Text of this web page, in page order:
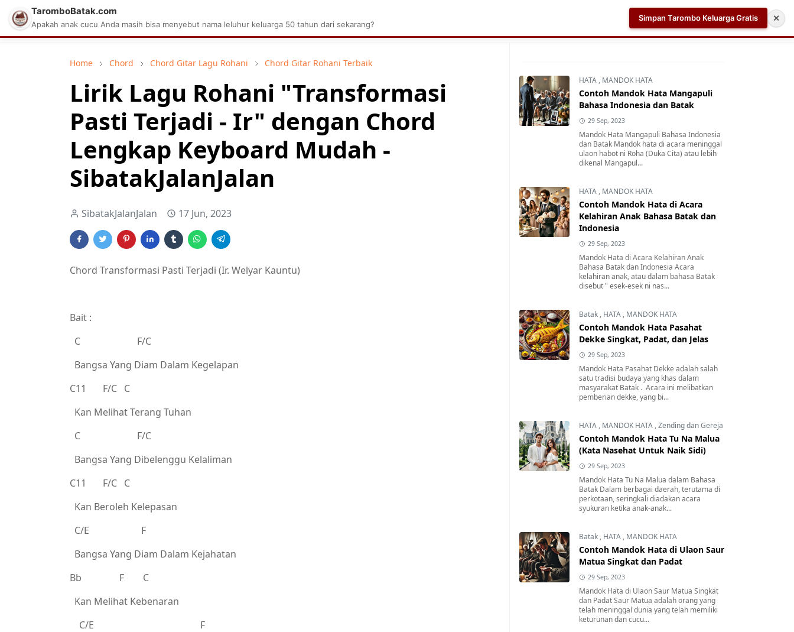
Matius Celcius Sinaga Aplikasi Pabrik Kelapa Sawit Tarombo Batak Aplikasi AI Teleprompter dan Pembuat Skrip Video
Home Chord Chord Gitar Lagu Rohani Chord Gitar Rohani Terbaik
Lirik Lagu Rohani "Transformasi
Pasti Terjadi - Ir" dengan Chord
Lengkap Keyboard Mudah -
SibatakJalanJalan
SibatakJalanJalan 17 Jun, 2023
Chord Transformasi Pasti Terjadi (Ir. Welyar Kauntu)
Bait :
C F/C
Bangsa Yang Diam Dalam Kegelapan
C11 F/C C
Kan Melihat Terang Tuhan
C F/C
Bangsa Yang Dibelenggu Kelaliman
C11 F/C C
Kan Beroleh Kelepasan
C/E F
Bangsa Yang Diam Dalam Kejahatan
Bb F C
Kan Melihat Kebenaran
C/E F
HATA , MANDOK HATA
Contoh Mandok Hata Mangapuli
Bahasa Indonesia dan Batak
29 Sep, 2023
Mandok Hata Mangapuli Bahasa Indonesia
dan Batak Mandok hata di acara meninggal
ulaon habot ni Roha (Duka Cita) atau lebih
dikenal Mangapul...
HATA , MANDOK HATA
Contoh Mandok Hata di Acara
Kelahiran Anak Bahasa Batak dan
Indonesia
29 Sep, 2023
Mandok Hata di Acara Kelahiran Anak
Bahasa Batak dan Indonesia Acara
kelahiran anak, atau dalam bahasa Batak
disebut " esek-esek ni nas...
Batak , HATA , MANDOK HATA
Contoh Mandok Hata Pasahat
Dekke Singkat, Padat, dan Jelas
29 Sep, 2023
Mandok Hata Pasahat Dekke adalah salah
satu tradisi budaya yang khas dalam
masyarakat Batak . Acara ini melibatkan
pemberian dekke, yang bi...
HATA , MANDOK HATA ,Zending dan Gereja
Contoh Mandok Hata Tu Na Malua
(Kata Nasehat Untuk Naik Sidi)
29 Sep, 2023
Mandok Hata Tu Na Malua dalam Bahasa
Batak Dalam berbagai daerah, terutama di
perkotaan, seringkali diadakan acara
syukuran ketika anak-anak...
Batak , HATA , MANDOK HATA
Contoh Mandok Hata di Ulaon Saur
Matua Singkat dan Padat
29 Sep, 2023
Mandok Hata di Ulaon Saur Matua Singkat
dan Padat Saur Matua adalah orang yang
telah meninggal dunia yang telah memiliki
keturunan dan cucu...
TaromboBatak.com
Apakah anak cucu Anda masih bisa menyebut nama leluhur keluarga 50 tahun dari sekarang?
Simpan Tarombo Keluarga Gratis ✕